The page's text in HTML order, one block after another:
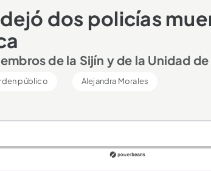
dos policías
de la Sijín y de la Unidad
público Alejandra Morales